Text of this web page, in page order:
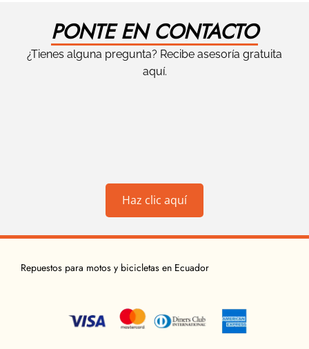
PONTE EN CONTACTO
¿Tienes alguna pregunta? Recibe asesoría gratuita
aquí.
Haz clic aquí
Repuestos para motos y bicicletas en Ecuador